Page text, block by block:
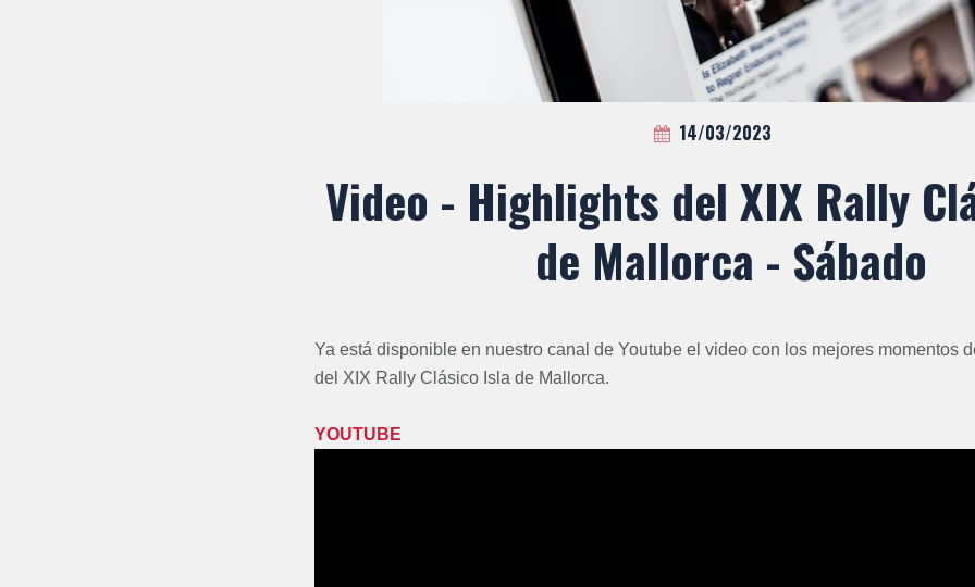
14/03/2023
Video - Highlights del XIX Rally
de Mallorca - Sábado
Ya está disponible en nuestro canal de Youtube el video con los mejores momentos
del XIX Rally Clásico Isla de Mallorca.
YOUTUBE